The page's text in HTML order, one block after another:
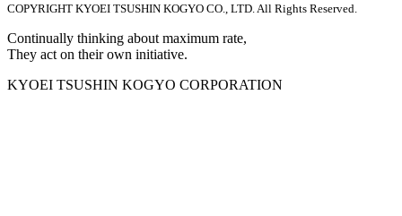
COPYRIGHT KYOEI TSUSHIN KOGYO CO., LTD. All Rights Reserved.
Continually thinking about maximum rate,
They act on their own initiative.
KYOEI TSUSHIN KOGYO CORPORATION